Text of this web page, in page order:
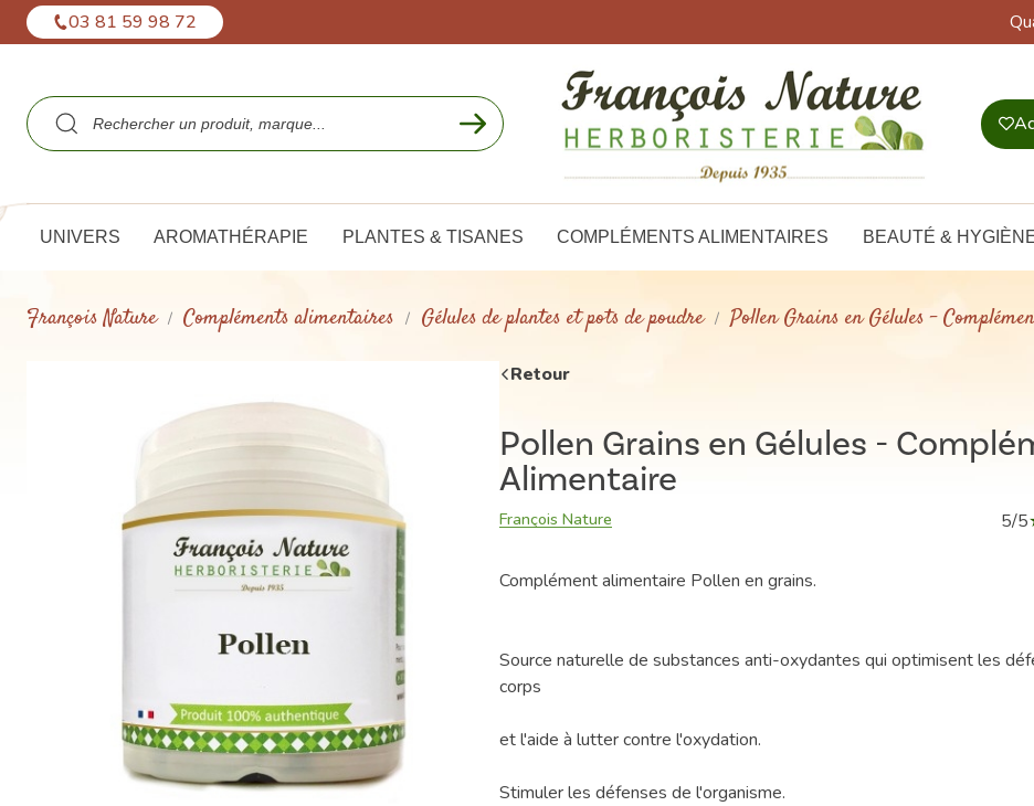
03 81 59 98 72
UNIVERS AROMATHÉRAPIE PLANTES & TISANES COMPLÉMENTS ALIMENTAIRES BEAUTÉ &
François Nature Compléments alimentaires Gélules de plantes et pots de poudre Pollen Grains en Gélules -
Retour
Pollen Grains en Gélules -
Alimentaire
François Nature 5/5
Complément alimentaire Pollen en grains.
Source naturelle de substances anti-oxydantes qui optimisent les
corps
et l'aide à lutter contre l'oxydation.
Stimuler les défenses de l'organisme.
Panneau de gestion des cookies